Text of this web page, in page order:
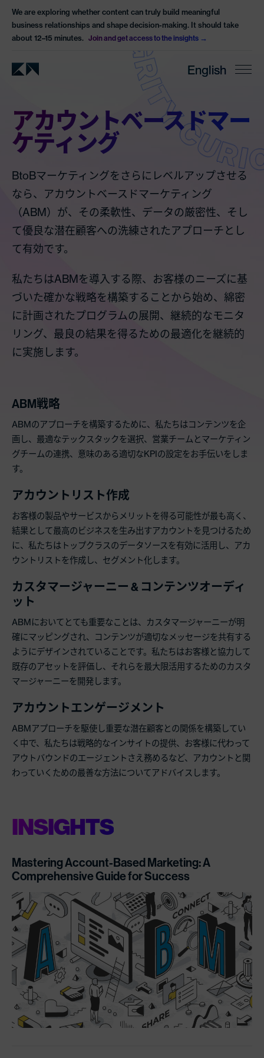
We are exploring whether content can truly build meaningful
business relationships and shape decision-making. It should take
about 12–15 minutes. Join and get access to the insights
English
アカウントベースドマー
ケティング
BtoBマーケティングをさらにレベルアップさせる
なら、アカウントベースドマーケティング
（ABM）が、その柔軟性、データの厳密性、そし
て優良な潜在顧客への洗練されたアプローチとし
て有効です。
私たちはABMを導入する際、お客様のニーズに基
づいた確かな戦略を構築することから始め、綿密
に計画されたプログラムの展開、継続的なモニタ
リング、最良の結果を得るための最適化を継続的
に実施します。
Services
ABM戦略
ABMのアプローチを構築するために、私たちはコンテンツを企
画し、最適なテックスタックを選択、営業チームとマーケティン
グチームの連携、意味のある適切なKPIの設定をお手伝いをしま
す。
アカウントリスト作成
お客様の製品やサービスからメリットを得る可能性が最も高く、
結果として最高のビジネスを生み出すアカウントを見つけるため
に、私たちはトップクラスのデータソースを有効に活用し、アカ
ウントリストを作成し、セグメント化します。
カスタマージャーニー & コンテンツオーディ
ット
ABMにおいてとても重要なことは、カスタマージャーニーが明
確にマッピングされ、コンテンツが適切なメッセージを共有する
ようにデザインされていることです。私たちはお客様と協力して
既存のアセットを評価し、それらを最大限活用するためのカスタ
マージャーニーを開発します。
アカウントエンゲージメント
ABMアプローチを駆使し重要な潜在顧客との関係を構築してい
く中で、私たちは戦略的なインサイトの提供、お客様に代わって
アウトバウンドのエージェントさえ務めるなど、アカウントと関
わっていくための最善な方法についてアドバイスします。
INSIGHTS
Mastering Account-Based Marketing: A
Comprehensive Guide for Success